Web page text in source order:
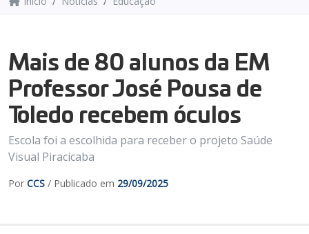
Mais de 80 alunos da EM
Professor José Pousa de
Toledo recebem óculos
Escola foi a escolhida para receber o projeto Saúde
Visual Piracicaba
Por CCS / Publicado em 29/09/2025